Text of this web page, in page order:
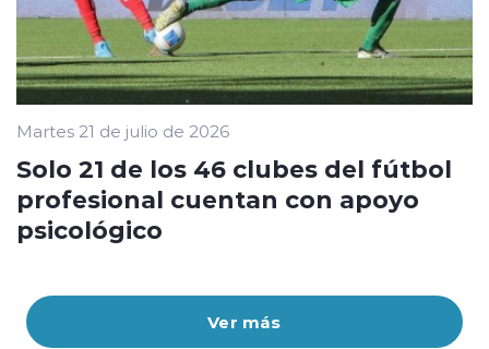
Ver más
Martes 21 de julio de 2026
Solo 21 de los 46 clubes del fútbol
profesional cuentan con apoyo
psicológico